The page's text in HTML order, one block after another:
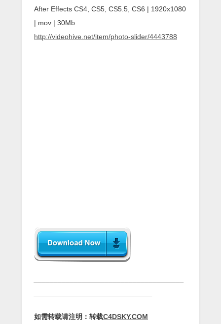
After Effects CS4, CS5, CS5.5, CS6 | 1920x1080
| mov | 30Mb
http://videohive.net/item/photo-slider/4443788
如需转载请注明：转载C4DSKY.COM